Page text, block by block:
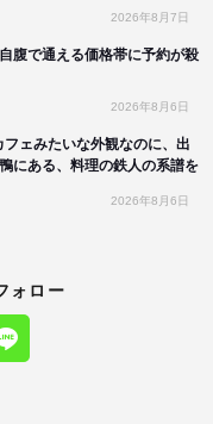
2026年8月7日
腹で通える価格帯に予約が殺
2026年8月6日
フェみたいな外観なのに、出
にある、料理の鉄人の系譜を
2026年8月6日
ォロー